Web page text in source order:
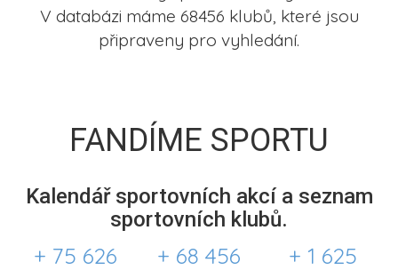
V databázi máme 68456 klubů, které jsou
připraveny pro vyhledání.
FANDÍME SPORTU
Kalendář sportovních akcí a seznam
sportovních klubů.
+ 75 626 + 68 456 + 1 625